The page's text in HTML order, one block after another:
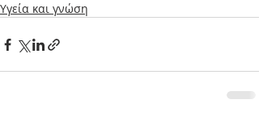
Υγεία και γνώση